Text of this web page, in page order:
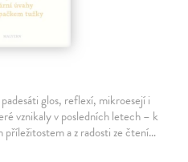
glos, reflexí, mikroesejí i
vznikaly v posledních letech – k
a z radosti ze čtení…